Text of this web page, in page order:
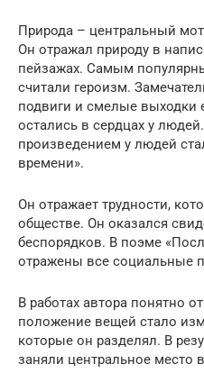
Природа – центральный
Он отражал природу в
пейзажах. Самым
считали героизм.
подвиги и смелые выходки
остались в сердцах у
произведением у людей
времени».
Он отражает трудности,
обществе. Он оказался
беспорядков. В поэме
отражены все социальные
В работах автора понятно
положение вещей стало
которые он разделял. В
заняли центральное место